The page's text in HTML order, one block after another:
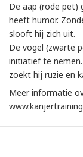
De aap (rode pet)
heeft humor.
slooft hij zich uit.
De vogel (zwarte
initiatief te
zoekt hij ruzie en
Meer informatie